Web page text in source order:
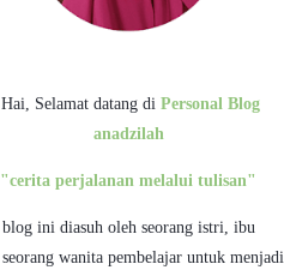
Hai, Selamat datang di Personal Blog
anadzilah
"cerita perjalanan melalui tulisan"
blog ini diasuh oleh seorang istri, ibu
seorang wanita pembelajar untuk menjadi